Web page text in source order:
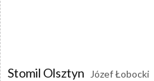
Stomil Olsztyn Józef Łobocki